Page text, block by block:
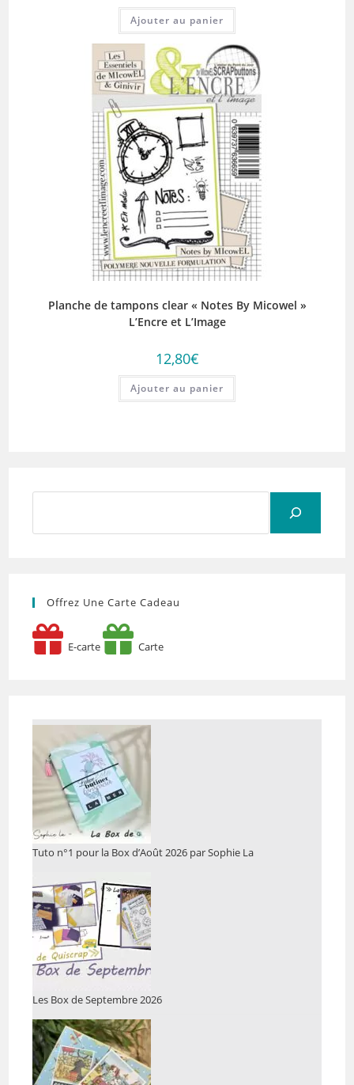
Ajouter au panier
Planche de tampons clear « Notes By Micowel »
L’Encre et L’Image
12,80€
Ajouter au panier
Offrez Une Carte Cadeau
E-carte Carte
Tuto n°1 pour la Box d’Août 2026 par Sophie La
Les Box de Septembre 2026